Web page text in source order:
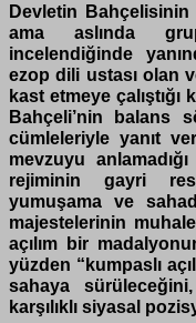
Devletin
ama aslında
incelendiğinde
ezop dili ustası olan
kast etmeye
Bahçeli’nin balans
cümleleriyle yanıt
mevzuyu
rejiminin gayri
yumuşama ve
majestelerinin
açılım bir
yüzden “kumpaslı
sahaya
karşılıklı siyasal